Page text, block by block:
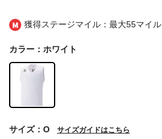
獲得ステージマイル：最大55マイル
カラー：ホワイト
サイズ：O サイズガイドはこちら